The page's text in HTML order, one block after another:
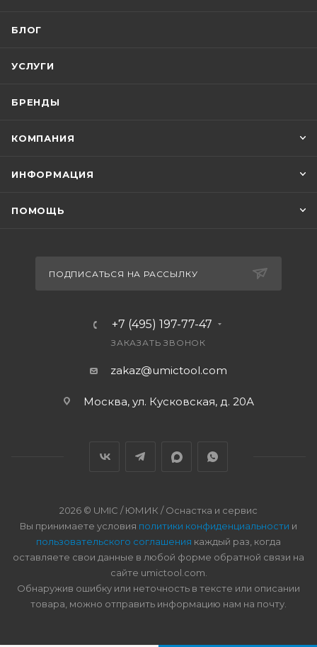
БЛОГ
УСЛУГИ
БРЕНДЫ
КОМПАНИЯ
ИНФОРМАЦИЯ
ПОМОЩЬ
ПОДПИСАТЬСЯ НА РАССЫЛКУ
+7 (495) 197-77-47
ЗАКАЗАТЬ ЗВОНОК
zakaz@umictool.com
Москва, ул. Кусковская, д. 20А
2026 © UMIC / ЮМИК / Оснастка и сервис
Вы принимаете условия политики конфиденциальности и
пользовательского соглашения каждый раз, когда
оставляете свои данные в любой форме обратной связи на
сайте umictool.com.
Обнаружив ошибку или неточность в тексте или описании
товара, можно отправить информацию нам на почту.